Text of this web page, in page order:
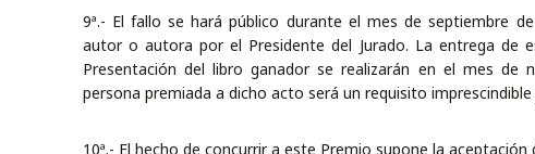
9ª.- El fallo se hará público durante el mes de septiembre
autor o autora por el Presidente del Jurado. La entrega de
Presentación del libro ganador se realizarán en el mes de
persona premiada a dicho acto será un requisito
10ª.- El hecho de concurrir a este Premio supone la aceptación